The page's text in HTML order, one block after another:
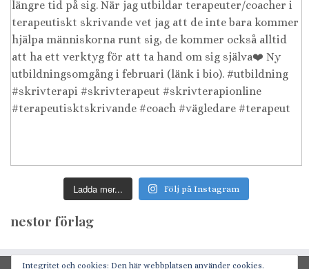
Ladda mer... Följ på Instagram
nestor förlag
Integritet och cookies: Den här webbplatsen använder cookies.